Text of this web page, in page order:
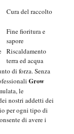
Cura del raccolto
Fine fioritura e
sapore
Riscaldamento
terra ed acqua
di forza. Senza
Grow
le
nostri addetti dei
per ogni tipo di
di avere i